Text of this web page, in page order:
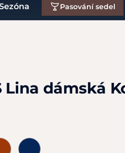
Sezóna Pasování sedel
Lina dámská